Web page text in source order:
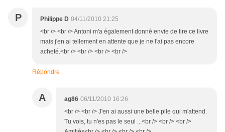
P Philippe D 04/11/2010 21:25
<br /> <br /> Antoni m'a également donné envie de lire ce livre
mais j'en ai tellement en attente que je ne l'ai pas encore
acheté.<br /> <br /> <br /> <br />
Répondre
A ag86 06/11/2010 16:26
<br /> <br /> J'en ai aussi une belle pile qui m'attend.
Tu vois, tu n'es pas le seul ...<br /> <br /> <br />